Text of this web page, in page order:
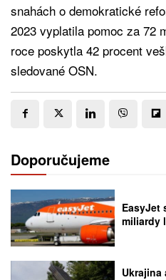
snahách o demokratické
2023 vyplatila pomoc za 72
roce poskytla 42 procent
sledované OSN.
Doporučujeme
EasyJet
miliardy
Ukrajina